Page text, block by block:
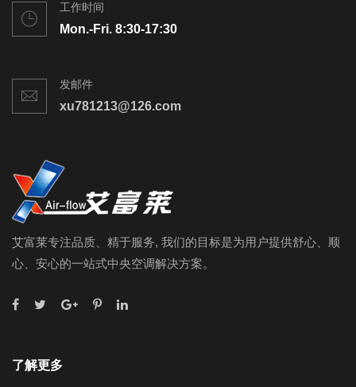
工作时间
Mon.-Fri. 8:30-17:30
发邮件
xu781213@126.com
艾富莱专注品质、精于服务, 我们的目标是为用户提供舒心、顺
心、安心的一站式中央空调解决方案。
了解更多